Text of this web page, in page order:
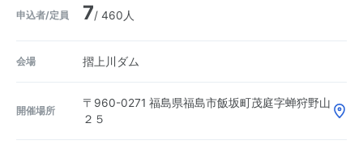
申込者/定員 7/ 460人
会場 摺上川ダム
開催場所
〒960-0271 福島県福島市飯坂町茂庭字蝉狩野山
２５